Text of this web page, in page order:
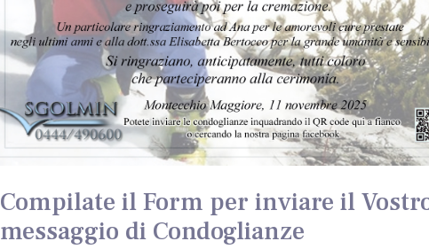
Compilate il Form per inviare il
messaggio di Condoglianze